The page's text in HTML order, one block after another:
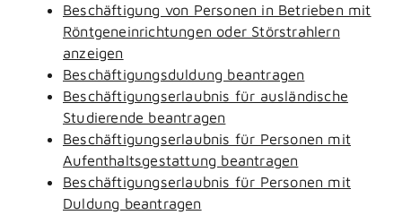
Beschäftigung von Personen in Betrieben mit
Röntgeneinrichtungen oder Störstrahlern
anzeigen
Beschäftigungsduldung beantragen
Beschäftigungserlaubnis für ausländische
Studierende beantragen
Beschäftigungserlaubnis für Personen mit
Aufenthaltsgestattung beantragen
Beschäftigungserlaubnis für Personen mit
Duldung beantragen